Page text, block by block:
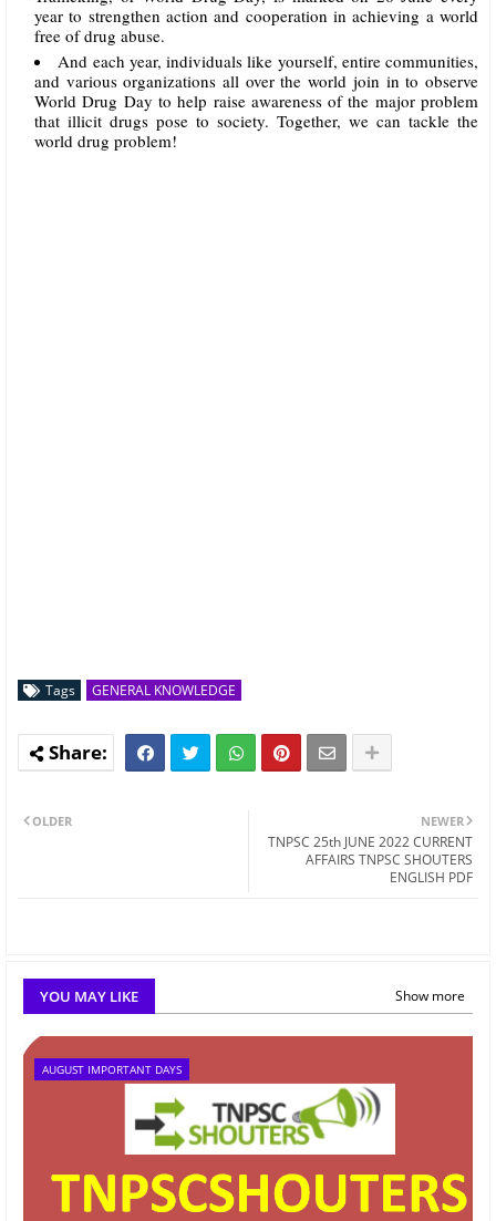
year to strengthen action and cooperation in achieving a world
free of drug abuse.
And each year, individuals like yourself, entire communities,
and various organizations all over the world join in to observe
World Drug Day to help raise awareness of the major problem
that illicit drugs pose to society. Together, we can tackle the
world drug problem!
Tags GENERAL KNOWLEDGE
NEWER
TNPSC 25th JUNE 2022 CURRENT
AFFAIRS TNPSC SHOUTERS
ENGLISH PDF
OLDER
YOU MAY LIKE Show more
AUGUST IMPORTANT DAYS